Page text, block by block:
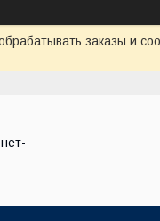
заказы и